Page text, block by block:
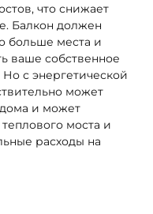
что снижает
Балкон должен
больше места и
ваше собственное
с энергетической
может
и может
моста и
расходы на